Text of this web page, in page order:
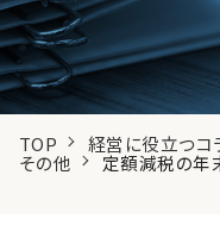
TOP 経営に役立つコ
その他 定額減税の年